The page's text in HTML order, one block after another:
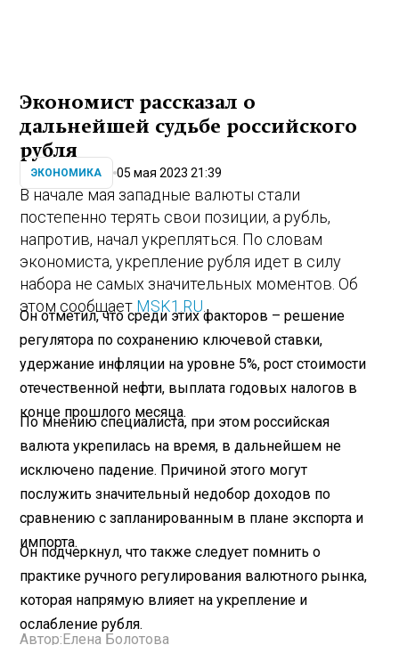
Экономист рассказал о
дальнейшей судьбе российского
рубля
ЭКОНОМИКА 05 мая 2023 21:39
В начале мая западные валюты стали
постепенно терять свои позиции, а рубль,
напротив, начал укрепляться. По словам
экономиста, укрепление рубля идет в силу
набора не самых значительных моментов. Об
этом сообщает MSK1.RU
Он отметил, что среди этих факторов – решение
регулятора по сохранению ключевой ставки,
удержание инфляции на уровне 5%, рост стоимости
отечественной нефти, выплата годовых налогов в
конце прошлого месяца.
По мнению специалиста, при этом российская
валюта укрепилась на время, в дальнейшем не
исключено падение. Причиной этого могут
послужить значительный недобор доходов по
сравнению с запланированным в плане экспорта и
импорта.
Он подчеркнул, что также следует помнить о
практике ручного регулирования валютного рынка,
которая напрямую влияет на укрепление и
ослабление рубля.
Автор: Елена Болотова